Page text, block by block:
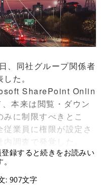
、同社グループ関係者
た。
SharePoint Onlin
本来は閲覧・ダウン
に制限すべきとこ
業員に権限が設定さ
調査で発覚した。
録すると続きをお読みい
: 907文字